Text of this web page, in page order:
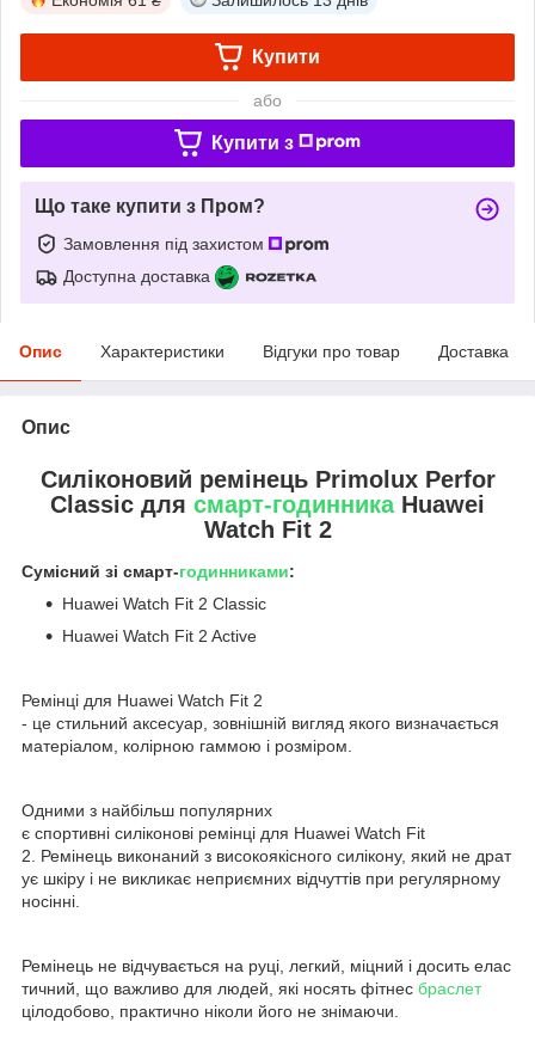
Купити
або
Купити з
Що таке купити з Пром?
Замовлення під захистом
Доступна доставка
Опис Характеристики Відгуки про товар Доставка
Опис
Силіконовий ремінець Primolux Perfor
Classic для смарт-годинникаHuawei
Watch Fit 2
Сумісний зі смарт-годинниками:
Huawei Watch Fit 2 Classic
Huawei Watch Fit 2 Active
Ремінці для Huawei Watch Fit 2
- це стильний аксесуар, зовнішній вигляд якого визначається
матеріалом, колірною гаммою і розміром.
Одними з найбільш популярних
є спортивні силіконові ремінці для Huawei Watch Fit
2. Ремінець виконаний з високоякісного силікону, який не драт
ує шкіру і не викликає неприємних відчуттів при регулярному
носінні.
Ремінець не відчувається на руці, легкий, міцний і досить елас
тичний, що важливо для людей, які носять фітнес браслет
цілодобово, практично ніколи його не знімаючи.